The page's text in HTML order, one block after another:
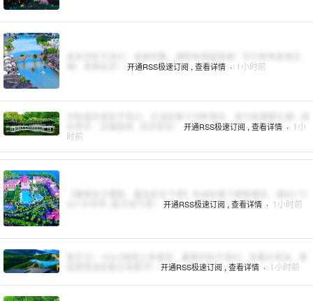
开通RSS极速订阅 , 查看详情 · 1小时前
开通RSS极速订阅 , 查看详情 · 1小
时前
开通RSS极速订阅 , 查看详情 · 1小时前
开通RSS极速订阅 , 查看详情 · 1小时前